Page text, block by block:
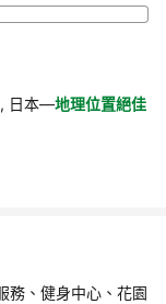
日本—地理位置絕佳
務、健身中心、花園